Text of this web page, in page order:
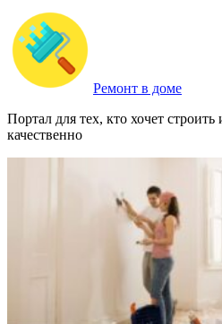
Ремонт в доме
Портал для тех, кто хочет строить
качественно